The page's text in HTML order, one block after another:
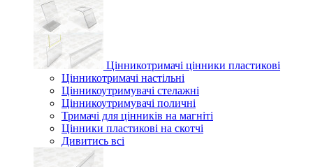
Цінникотримачі цінники пластикові
Цінникотримачі настільні
Цінникоутримувачі стелажні
Цінникоутримувачі поличні
Тримачі для цінників на магніті
Цінники пластикові на скотчі
Дивитись всі